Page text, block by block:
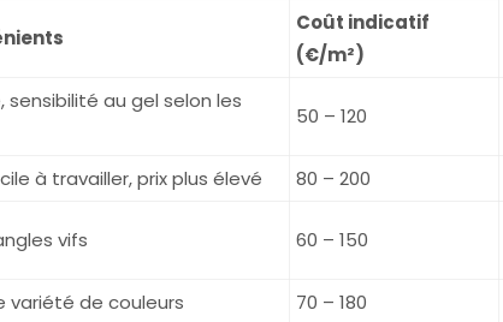
Coût indicatif
(€/m²)
sensibilité au gel selon les
50 – 120
à travailler, prix plus élevé 80 – 200
vifs 60 – 150
variété de couleurs 70 – 180